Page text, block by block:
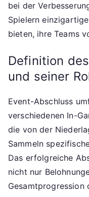
bei der
Spielern
bieten, ihre Teams
Definition
und seiner
Event-Abschluss
verschiedenen In-
die von der
Sammeln
Das erfolgreiche
nicht nur
Gesamtprogression